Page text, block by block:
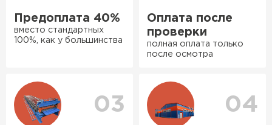
сарай с таким подходом
хочется снова обратиться к
Власов
Егор
07.12.2024
Предоплата 40%
вместо стандартных
100%, как у большинства
Оплата после
проверки
полная оплата только
после осмотра
03 04